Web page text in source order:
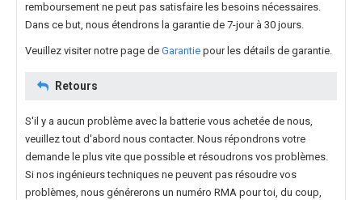
remboursement ne peut pas satisfaire les besoins nécessaires.
Dans ce but, nous étendrons la garantie de 7-jour à 30 jours.
Veuillez visiter notre page de Garantie pour les détails de garantie.
Retours
S'il y a aucun problème avec la batterie vous achetée de nous,
veuillez tout d'abord nous contacter. Nous répondrons votre
demande le plus vite que possible et résoudrons vos problèmes.
Si nos ingénieurs techniques ne peuvent pas résoudre vos
problèmes, nous générerons un numéro RMA pour toi, du coup,